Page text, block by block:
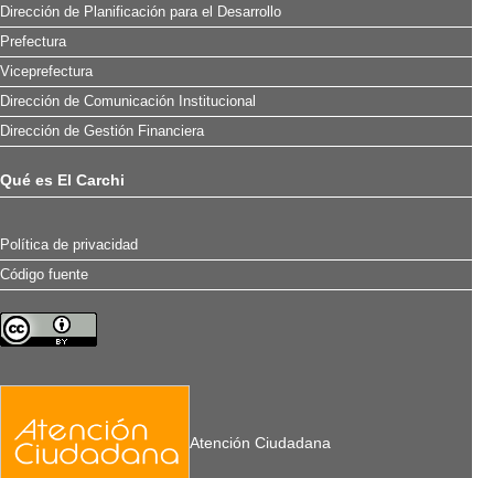
Dirección de Planificación para el Desarrollo
Prefectura
Viceprefectura
Dirección de Comunicación Institucional
Dirección de Gestión Financiera
Qué es El Carchi
Política de privacidad
Código fuente
Atención Ciudadana